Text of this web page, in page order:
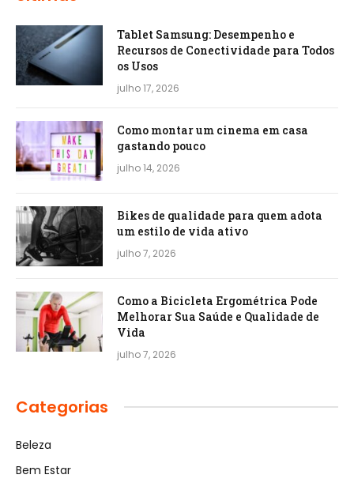
Tablet Samsung: Desempenho e
Recursos de Conectividade para Todos
os Usos
julho 17, 2026
Como montar um cinema em casa
gastando pouco
julho 14, 2026
Bikes de qualidade para quem adota
um estilo de vida ativo
julho 7, 2026
Como a Bicicleta Ergométrica Pode
Melhorar Sua Saúde e Qualidade de
Vida
julho 7, 2026
Categorias
Beleza
Bem Estar